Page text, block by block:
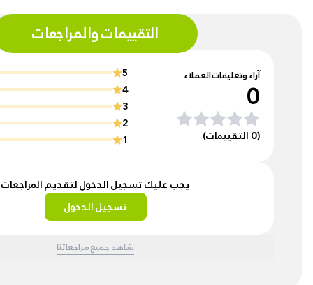
التقييمات والمراجعات
آراء وتعليقات العملاء
0
(0 التقييمات)
5
4
3
2
1
يجب عليك تسجيل الدخول لتقديم المراجعات
تسجيل الدخول
شاهد جميع مراجعاتنا